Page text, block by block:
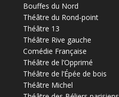
Bouffes du Nord
Théâtre du Rond-point
Théâtre 13
Théâtre Rive gauche
Comédie Française
Théâtre de l’Opprimé
Théâtre de l’Épée de bois
Théâtre Michel